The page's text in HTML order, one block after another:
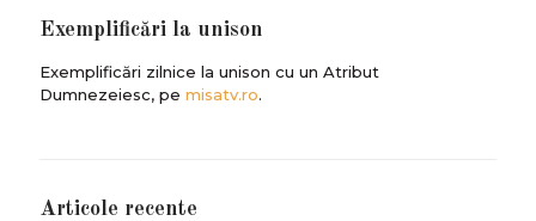
Exemplificări la unison
Exemplificări zilnice la unison cu un Atribut
Dumnezeiesc, pe misatv.ro.
Articole recente